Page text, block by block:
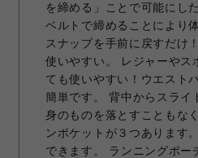
を締める」ことで可能にし
ベルトで締めることにより
スナップを手前に戻すだけ
使いやすい。 レジャーやス
ても使いやすい！ウエスト
簡単です。 背中からスライ
身のものを落とすこともな
ンポケットが３つあります
できます。 ランニングポー